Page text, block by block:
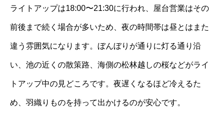
ライトアップは18:00〜21:30に行われ、屋台営業はその
前後まで続く場合が多いため、夜の時間帯は昼とはまた
違う雰囲気になります。ぼんぼりが通りに灯る通り沿
い、池の近くの散策路、海側の松林越しの桜などがライ
トアップ中の見どころです。夜遅くなるほど冷えるた
め、羽織りものを持って出かけるのが安心です。